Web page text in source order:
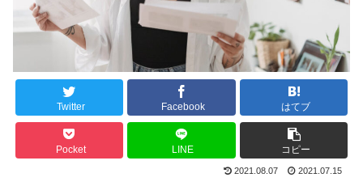
Twitter Facebook はてブ
Pocket LINE コピー
2021.08.07 2021.07.15